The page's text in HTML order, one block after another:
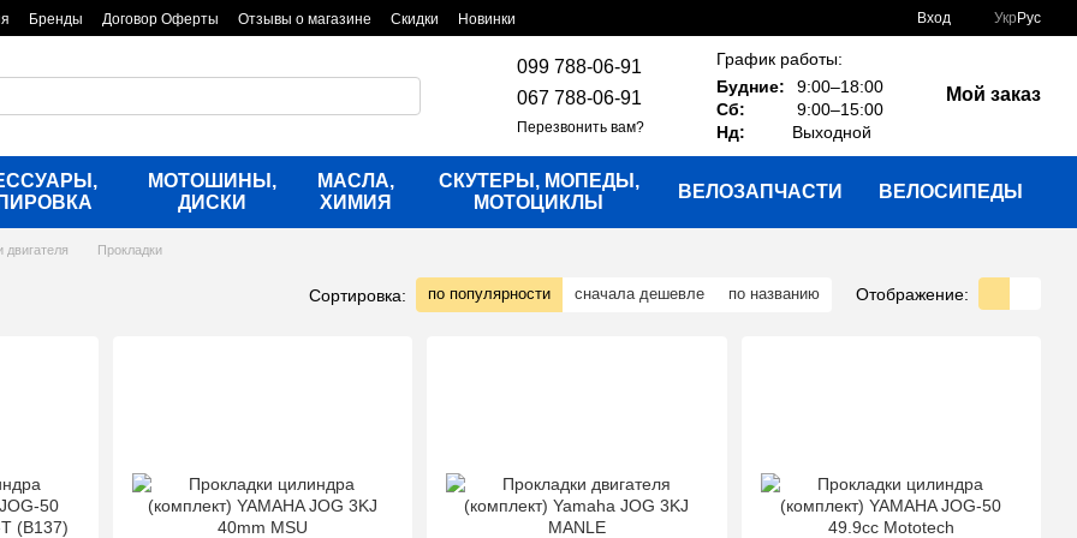
Бренды Договор Оферты Отзывы о магазине Скидки Новинки Вход Укр Рус
099 788-06-91
067 788-06-91
Перезвонить вам?
График работы:
Будние:
9:00–18:00
Сб:
9:00–15:00
Нд:
Выходной
Мой заказ
МОТОШИНЫ,
ДИСКИ
МАСЛА,
ХИМИЯ
СКУТЕРЫ, МОПЕДЫ,
МОТОЦИКЛЫ
ВЕЛОЗАПЧАСТИ ВЕЛОСИПЕДЫ
двигателя Прокладки
Сортировка: по популярности сначала дешевле по названию Отображение: